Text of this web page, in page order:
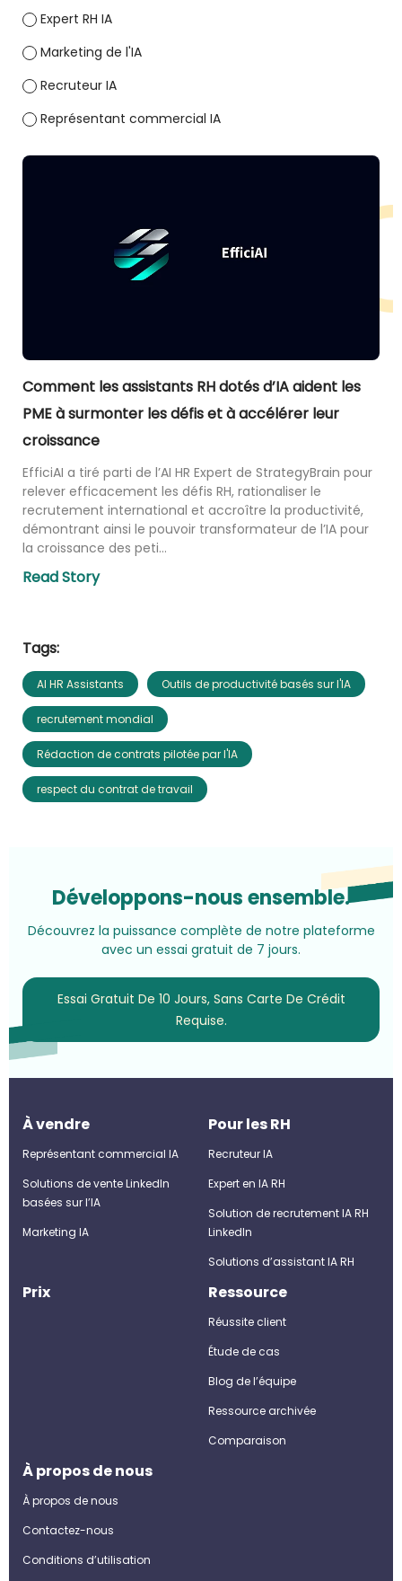
Expert RH IA
Marketing de l'IA
Recruteur IA
Représentant commercial IA
Comment les assistants RH dotés d’IA aident les
PME à surmonter les défis et à accélérer leur
croissance
EfficiAI a tiré parti de l’AI HR Expert de StrategyBrain pour
relever efficacement les défis RH, rationaliser le
recrutement international et accroître la productivité,
démontrant ainsi le pouvoir transformateur de l’IA pour
la croissance des peti...
Read Story
Tags:
AI HR Assistants Outils de productivité basés sur l'IA
recrutement mondial
Rédaction de contrats pilotée par l'IA
respect du contrat de travail
Développons-nous ensemble.
Découvrez la puissance complète de notre plateforme
avec un essai gratuit de 7 jours.
Essai Gratuit De 10 Jours, Sans Carte De Crédit
Requise.
À vendre
Représentant commercial IA
Solutions de vente LinkedIn
basées sur l’IA
Marketing IA
Pour les RH
Recruteur IA
Expert en IA RH
Solution de recrutement IA RH
LinkedIn
Solutions d’assistant IA RH
Prix Ressource
Réussite client
Étude de cas
Blog de l’équipe
Ressource archivée
Comparaison
À propos de nous
À propos de nous
Contactez-nous
Conditions d’utilisation